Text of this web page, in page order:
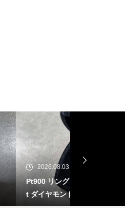
アオパール 1.83c
買取実績